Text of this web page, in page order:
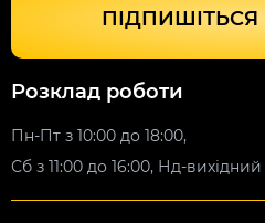
Розклад роботи
Пн-Пт з 10:00 до 18:00,
Сб з 11:00 до 16:00, Нд-вихідний